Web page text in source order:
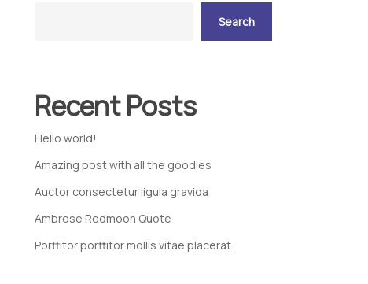
Search
Recent Posts
Hello world!
Amazing post with all the goodies
Auctor consectetur ligula gravida
Ambrose Redmoon Quote
Porttitor porttitor mollis vitae placerat